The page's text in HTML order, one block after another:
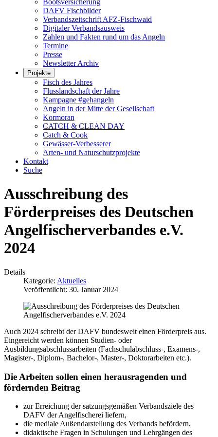
Bootsversicherung
DAFV Fischbilder
Verbandszeitschrift AFZ-Fischwaid
Digitaler Verbandsausweis
Zahlen und Fakten rund um das Angeln
Termine
Presse
Newsletter Archiv
Projekte
Fisch des Jahres
Flusslandschaft der Jahre
Kampagne #gehangeln
Angeln in der Mitte der Gesellschaft
Kormoran
CATCH & CLEAN DAY
Catch & Cook
Gewässer-Verbesserer
Arten- und Naturschutzprojekte
Kontakt
Suche
Ausschreibung des
Förderpreises des Deutschen
Angelfischerverbandes e.V.
2024
Details
Kategorie: Aktuelles
Veröffentlicht: 30. Januar 2024
Auch 2024 schreibt der DAFV bundesweit einen Förderpreis aus.
Eingereicht werden können Studien- oder
Ausbildungsabschlussarbeiten (Fachschulabschluss-, Examens-,
Magister-, Diplom-, Bachelor-, Master-, Doktorarbeiten etc.).
Die Arbeiten sollen einen herausragenden und
fördernden Beitrag
zur Erreichung der satzungsgemäßen Verbandsziele des
DAFV der Angelfischerei liefern,
die mediale Außendarstellung des Verbands befördern,
didaktische Fragen in Schulungen und Lehrgängen des